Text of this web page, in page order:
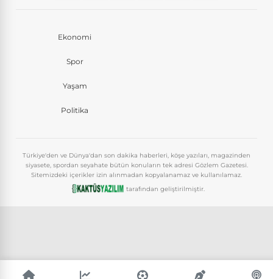
Ekonomi
Spor
Yaşam
Politika
Türkiye'den ve Dünya'dan son dakika haberleri, köşe yazıları, magazinden
siyasete, spordan seyahate bütün konuların tek adresi Gözlem Gazetesi.
Sitemizdeki içerikler izin alınmadan kopyalanamaz ve kullanılamaz.
tarafından geliştirilmiştir.